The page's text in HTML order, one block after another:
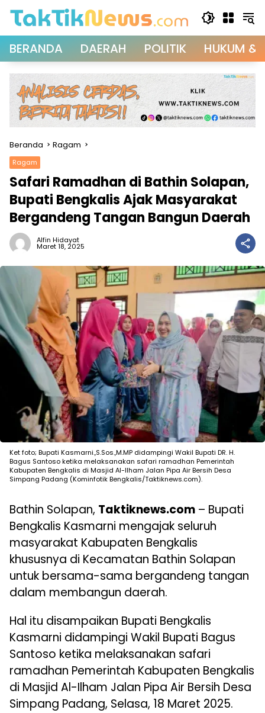
BERANDA DAERAH POLITIK HUKUM &
Beranda Ragam
Ragam
Safari Ramadhan di Bathin Solapan,
Bupati Bengkalis Ajak Masyarakat
Bergandeng Tangan Bangun Daerah
Alfin Hidayat
Maret 18, 2025
Ket foto; Bupati Kasmarni.,S.Sos.,M.MP didampingi Wakil Bupati DR. H.
Bagus Santoso ketika melaksanakan safari ramadhan Pemerintah
Kabupaten Bengkalis di Masjid Al-Ilham Jalan Pipa Air Bersih Desa
Simpang Padang (Kominfotik Bengkalis/Taktiknews.com).
Bathin Solapan, Taktiknews.com – Bupati
Bengkalis Kasmarni mengajak seluruh
masyarakat Kabupaten Bengkalis
khususnya di Kecamatan Bathin Solapan
untuk bersama-sama bergandeng tangan
dalam membangun daerah.
Hal itu disampaikan Bupati Bengkalis
Kasmarni didampingi Wakil Bupati Bagus
Santoso ketika melaksanakan safari
ramadhan Pemerintah Kabupaten Bengkalis
di Masjid Al-Ilham Jalan Pipa Air Bersih Desa
Simpang Padang, Selasa, 18 Maret 2025.